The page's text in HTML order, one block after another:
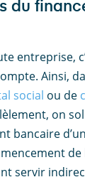
du
entreprise,
Ainsi,
social ou de
on
bancaire
de
servir